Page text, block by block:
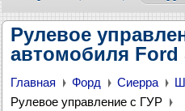
Рулевое
автомобиля Ford
Главная Форд Сиерра
Рулевое управление с ГУР